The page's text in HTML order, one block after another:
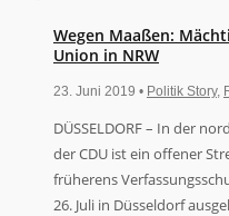
Wegen Maaßen:
Union in NRW
23. Juni 2019 • Politik Story,
DÜSSELDORF – In der
der CDU ist ein offener
früherens
26. Juli in Düsseldorf